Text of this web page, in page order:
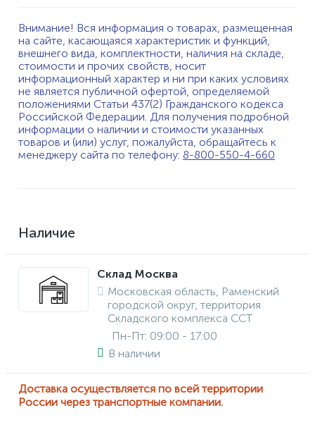
Внимание! Вся информация о товарах, размещенная
на сайте, касающаяся характеристик и функций,
внешнего вида, комплектности, наличия на складе,
стоимости и прочих свойств, носит
информационный характер и ни при каких условиях
не является публичной офертой, определяемой
положениями Статьи 437(2) Гражданского кодекса
Российской Федерации. Для получения подробной
информации о наличии и стоимости указанных
товаров и (или) услуг, пожалуйста, обращайтесь к
менеджеру сайта по телефону: 8-800-550-4-660
Наличие
Склад Москва
Московская область, Раменский
городской округ, территория
Складского комплекса ССТ
Пн-Пт: 09:00 - 17:00
В наличии
Доставка осуществляется по всей территории
России через транспортные компании.